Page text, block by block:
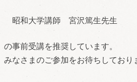
昭和大学講師 宮沢篤生先生
の事前受講を推奨しています。
みなさまのご参加をお待ちしており